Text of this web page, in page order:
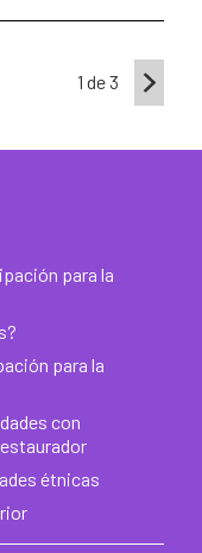
1 de 3
para la
para la
con
étnicas